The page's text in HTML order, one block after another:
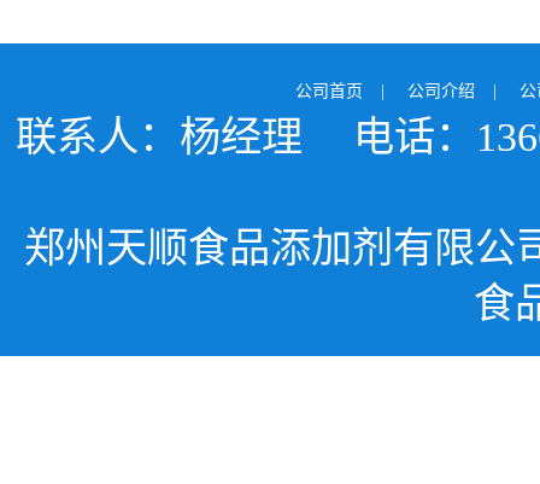
公司首页 | 公司介绍 |
联系人：杨经理 电话：
郑州天顺食品添加剂有限公
食